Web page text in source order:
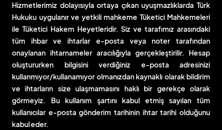
Hizmetlerimiz dolayısıyla ortaya çıkan uyuşmazlıklarda Türk
Hukuku uygulanır ve yetkili mahkeme Tüketici Mahkemeleri
ile Tüketici Hakem Heyetleridir. Siz ve tarafımız arasındaki
tüm ihbar ve ihtarlar e-posta veya noter tarafından
onaylanan ihtarnameler aracılığıyla gerçekleştirilir. Hesap
oluştururken bilgisini verdiğiniz e-posta adresinizi
kullanmıyor/kullanamıyor olmanızdan kaynaklı olarak bildirim
ve ihtarların size ulaşmamasını haklı bir gerekçe olarak
görmeyiz. Bu kullanım şartını kabul etmiş sayılan tüm
kullanıcılar e-posta gönderim tarihinin ihtar tarihi olduğunu
kabul eder.